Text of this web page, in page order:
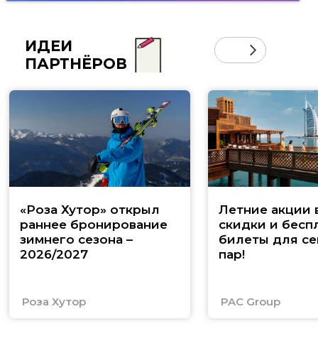
ИДЕИ
ПАРТНЁРОВ
«Роза Хутор» открыл
раннее бронирование
зимнего сезона –
2026/2027
Роза Хутор
Летние акции
скидки и
билеты для
пар!
PAC Group